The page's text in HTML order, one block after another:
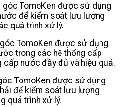
góc TomoKen được sử dụng
để kiểm soát lưu lượng
quá trình xử lý.
TomoKen được sử dụng
trong các hệ thống cấp
nước đầy đủ và hiệu quả.
TomoKen được sử dụng
để kiểm soát lưu lượng
quá trình xử lý.